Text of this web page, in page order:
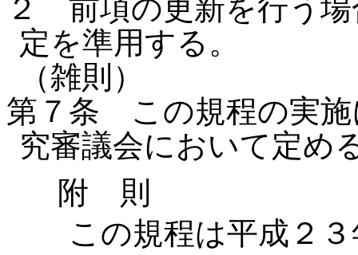
２ 前項の更新を行う場
定を準用する。
（雑則）
第７条 この規程の実施
究審議会において定め
附 則
この規程は平成２３